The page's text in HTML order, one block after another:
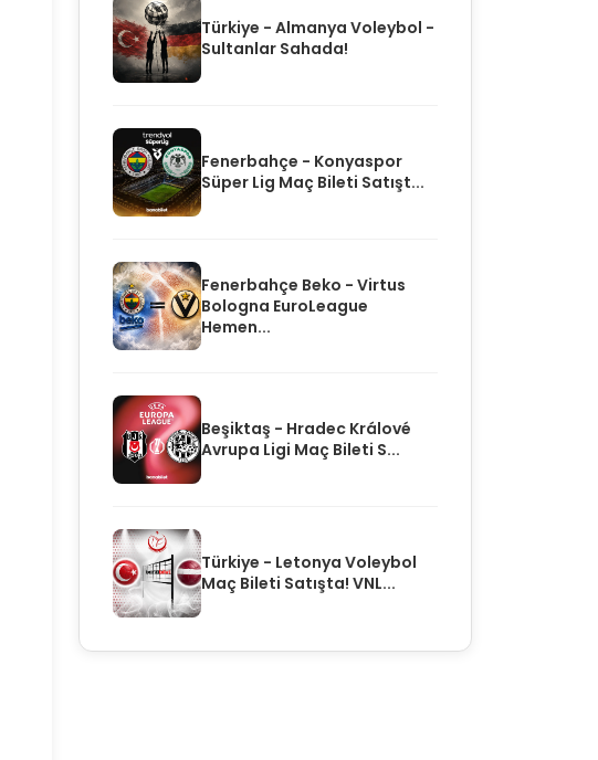
Türkiye - Almanya Voleybol -
Sultanlar Sahada!
Fenerbahçe - Konyaspor
Süper Lig Maç Bileti Satışt...
Fenerbahçe Beko - Virtus
Bologna EuroLeague
Hemen...
Beşiktaş - Hradec Králové
Avrupa Ligi Maç Bileti S...
Türkiye - Letonya Voleybol
Maç Bileti Satışta! VNL...